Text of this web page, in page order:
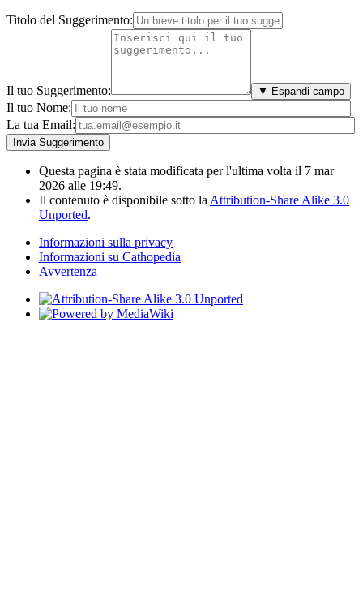
Titolo del Suggerimento:
Il tuo Suggerimento: ▼ Espandi campo
Il tuo Nome:
La tua Email:
Questa pagina è stata modificata per l'ultima volta il 7 mar
2026 alle 19:49.
Il contenuto è disponibile sotto la Attribution-Share Alike 3.0
Unported.
Informazioni sulla privacy
Informazioni su Cathopedia
Avvertenza